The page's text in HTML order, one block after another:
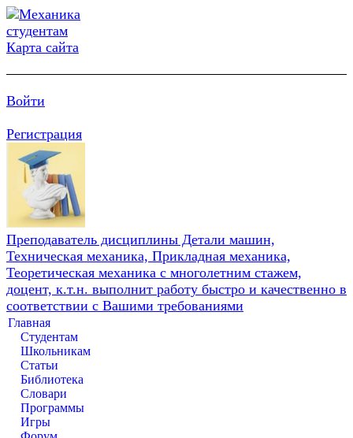
Карта сайта
Войти
Регистрация
Преподаватель дисциплины Детали машин,
Техническая механика, Прикладная механика,
Теоретическая механика с многолетним стажем,
доцент, к.т.н. выполнит работу быстро и качественно в
соответствии с Вашими требованиями
Главная
Студентам
Школьникам
Статьи
Библиотека
Словари
Программы
Игры